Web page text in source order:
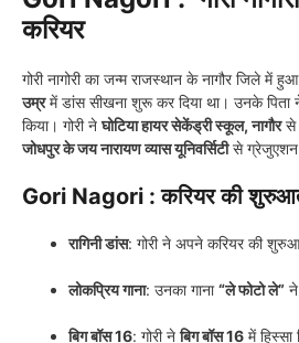
करियर
गोरी नागोरी का जन्म राजस्थान के नागौर जिले में
उम्रमें डांस सीखना शुरू कर दिया था। उनके पिता ने
किया। गोरी नेघोटिया हायर सेकेंड्री स्कूल, नागौरसे
जोधपुर के जय नारायण व्यास यूनिवर्सिटीसे ग्रेजुएशन
Gori Nagori :करियर की
रागिनी डांस: गोरी ने अपने करियर की
लोकप्रिय गाना: उनका गाना“ले फोटो ले” ने
बिग बॉस 16: गोरी नेबिग बॉस 16 में